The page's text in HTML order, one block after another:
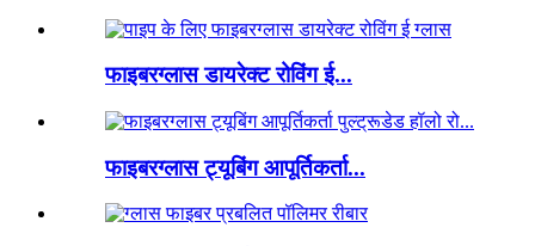
फाइबरग्लास डायरेक्ट रोविंग ई...
फाइबरग्लास ट्यूबिंग आपूर्तिकर्ता...